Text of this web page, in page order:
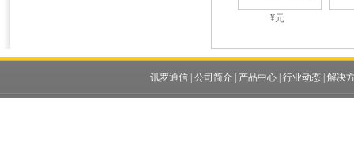
¥元
讯罗通信| 公司简介| 产品中心| 行业动态| 解决